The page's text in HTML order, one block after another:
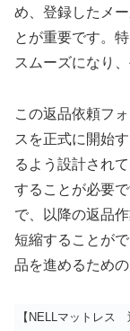
め、登録したメ
とが重要です。
スムーズになり
この返品依頼フ
スを正式に開始
るよう設計され
することが必要
で、以降の返品
短縮することが
品を進めるため
【NELLマットレス